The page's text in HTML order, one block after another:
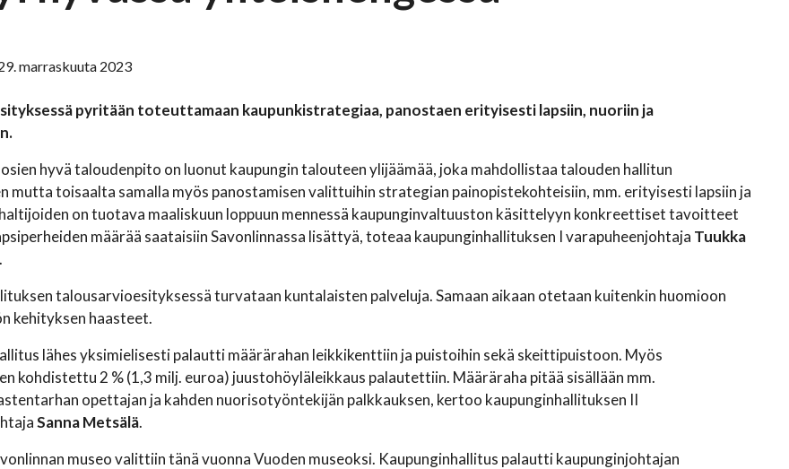
marraskuuta 2023
pyritään toteuttamaan kaupunkistrategiaa, panostaen erityisesti lapsiin, nuoriin ja
hyvä taloudenpito on luonut kaupungin talouteen ylijäämää, joka mahdollistaa talouden hallitun
mutta toisaalta samalla myös panostamisen valittuihin strategian painopistekohteisiin, mm. erityisesti lapsiin ja
on tuotava maaliskuun loppuun mennessä kaupunginvaltuuston käsittelyyn konkreettiset tavoitteet
määrää saataisiin Savonlinnassa lisättyä, toteaa kaupunginhallituksen I varapuheenjohtaja Tuukka
.
talousarvioesityksessä turvataan kuntalaisten palveluja. Samaan aikaan otetaan kuitenkin huomioon
kehityksen haasteet.
lähes yksimielisesti palautti määrärahan leikkikenttiin ja puistoihin sekä skeittipuistoon. Myös
kohdistettu 2 % (1,3 milj. euroa) juustohöyläleikkaus palautettiin. Määräraha pitää sisällään mm.
opettajan ja kahden nuorisotyöntekijän palkkauksen, kertoo kaupunginhallituksen II
Sanna Metsälä.
museo valittiin tänä vuonna Vuoden museoksi. Kaupunginhallitus palautti kaupunginjohtajan